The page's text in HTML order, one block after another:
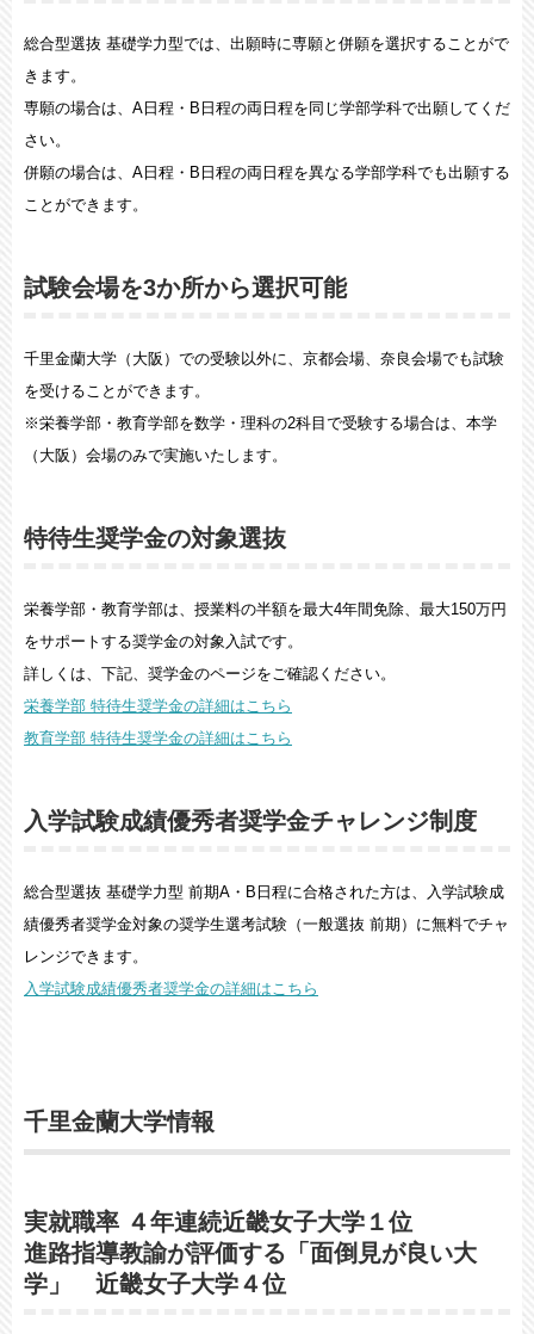
総合型選抜 基礎学力型では、出願時に専願と併願を選択することがで
きます。
専願の場合は、A日程・B日程の両日程を同じ学部学科で出願してくだ
さい。
併願の場合は、A日程・B日程の両日程を異なる学部学科でも出願する
ことができます。
試験会場を3か所から選択可能
千里金蘭大学（大阪）での受験以外に、京都会場、奈良会場でも試験
を受けることができます。
※栄養学部・教育学部を数学・理科の2科目で受験する場合は、本学
（大阪）会場のみで実施いたします。
特待生奨学金の対象選抜
栄養学部・教育学部は、授業料の半額を最大4年間免除、最大150万円
をサポートする奨学金の対象入試です。
詳しくは、下記、奨学金のページをご確認ください。
栄養学部 特待生奨学金の詳細はこちら
教育学部 特待生奨学金の詳細はこちら
入学試験成績優秀者奨学金チャレンジ制度
総合型選抜 基礎学力型 前期A・B日程に合格された方は、入学試験成
績優秀者奨学金対象の奨学生選考試験（一般選抜 前期）に無料でチャ
レンジできます。
入学試験成績優秀者奨学金の詳細はこちら
千里金蘭大学情報
実就職率 ４年連続近畿女子大学１位
進路指導教諭が評価する「面倒見が良い大
学」 近畿女子大学４位